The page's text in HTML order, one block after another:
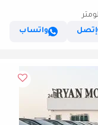
إتصل
واتساب